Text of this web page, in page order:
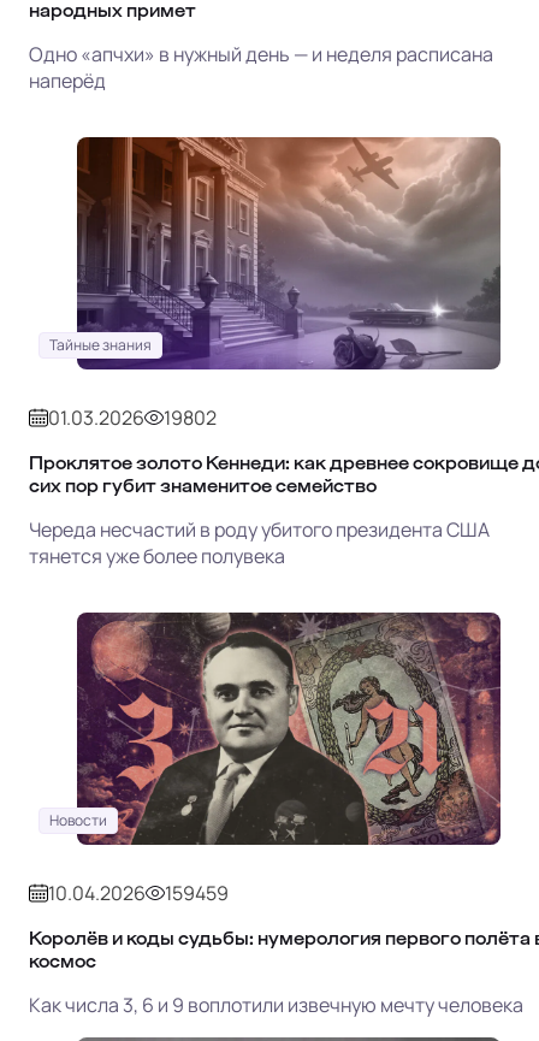
народных примет
Одно «апчхи» в нужный день — и неделя расписана
наперёд
Тайные знания
01.03.2026 19802
Проклятое золото Кеннеди: как древнее сокровище
сих пор губит знаменитое семейство
Череда несчастий в роду убитого президента США
тянется уже более полувека
Новости
10.04.2026 159459
Королёв и коды судьбы: нумерология первого полёта
космос
Как числа 3, 6 и 9 воплотили извечную мечту человека